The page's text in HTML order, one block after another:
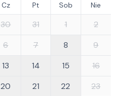
Cz Pt Sob Nie
30 31 1
2
6 7 8
9
13 14 15
16
20 21 22
23